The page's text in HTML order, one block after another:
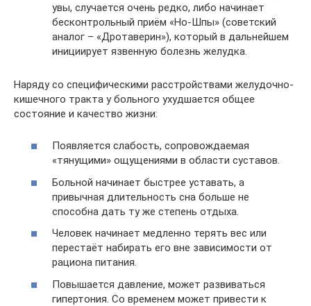
увы, случается очень редко, либо начинает
бесконтрольный приём «Но-Шпы» (советский
аналог – «Дротаверин»), который в дальнейшем
инициирует язвенную болезнь желудка.
Наряду со специфическими расстройствами желудочно-
кишечного тракта у больного ухудшается общее
состояние и качество жизни:
Появляется слабость, сопровождаемая
«тянущими» ощущениями в области суставов.
Больной начинает быстрее уставать, а
привычная длительность сна больше не
способна дать ту же степень отдыха.
Человек начинает медленно терять вес или
перестаёт набирать его вне зависимости от
рациона питания.
Повышается давление, может развиваться
гипертония. Со временем может привести к